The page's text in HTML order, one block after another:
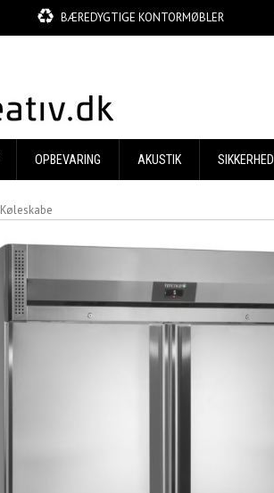
BÆREDYGTIGE KONTORMØBLER
OPBEVARING AKUSTIK SIKKERHED
Køleskabe